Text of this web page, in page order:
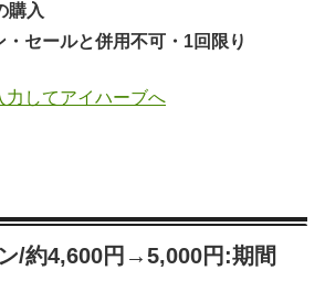
購入
セールと併用不可・1回限り
力してアイハーブへ
/約4,600円→5,000円:期間